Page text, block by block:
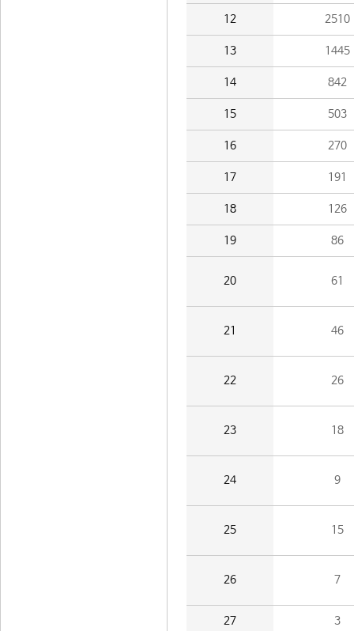
12 2510
13 1445
14 842
15 503
16 270
17 191
18 126
19 86
20 61
21 46
22 26
23 18
24 9
25 15
26 7
27 3